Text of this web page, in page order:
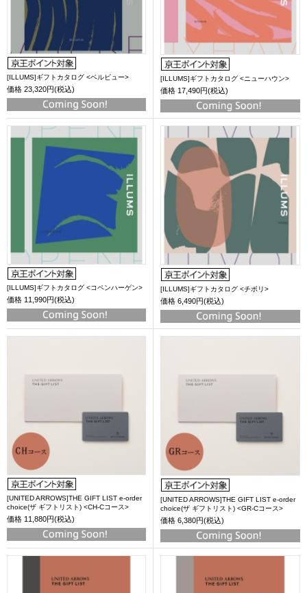
[ILLUMS]ギフトカタログ <ベルビュー>
価格 23,320円(税込)
[ILLUMS]ギフトカタログ <ニューハウン>
価格 17,490円(税込)
[ILLUMS]ギフトカタログ <コペンハーゲン>
価格 11,990円(税込)
[ILLUMS]ギフトカタログ <チボリ>
価格 6,490円(税込)
[UNITED ARROWS]THE GIFT LIST e-order
choice(ザ ギフトリスト) <CH-Cコース>
価格 11,880円(税込)
[UNITED ARROWS]THE GIFT LIST e-order
choice(ザ ギフトリスト) <GR-Cコース>
価格 6,380円(税込)